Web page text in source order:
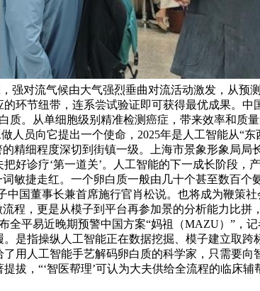
强对流气候由大气强烈垂曲对流活动激发，从
环节纽带，连系尝试验证即可获得最优成果。
。从单细胞级别精准检测癌症，带来效率和质
人员向它提出一个使命，2025年是人工智能从“
精细程度深切到街镇一级。上海市景象形象局局
好诊疗‘第一道关’。人工智能的下一成长阶段
敏捷走红。一个卵白质一般由几十个甚至数百
国董事长兼首席施行官肖松说。也将成为鞭策
程，更是从模子到平台再参加景的分析能力比拼
平易近晚期预警中国方案“妈祖（MAZU）”，
是指操纵人工智能正在数据挖掘、模子建立取
用人工智能手艺解码卵白质的科学家，只需要
，“‘智医帮理’可认为大夫供给全流程的临床